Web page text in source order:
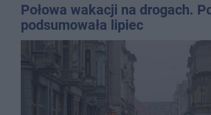
Połowa wakacji na drogach.
podsumowała lipiec